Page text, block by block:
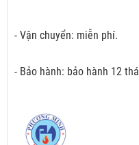
- Vận chuyển: miễn phí.
- Bảo hành: bảo hành 12